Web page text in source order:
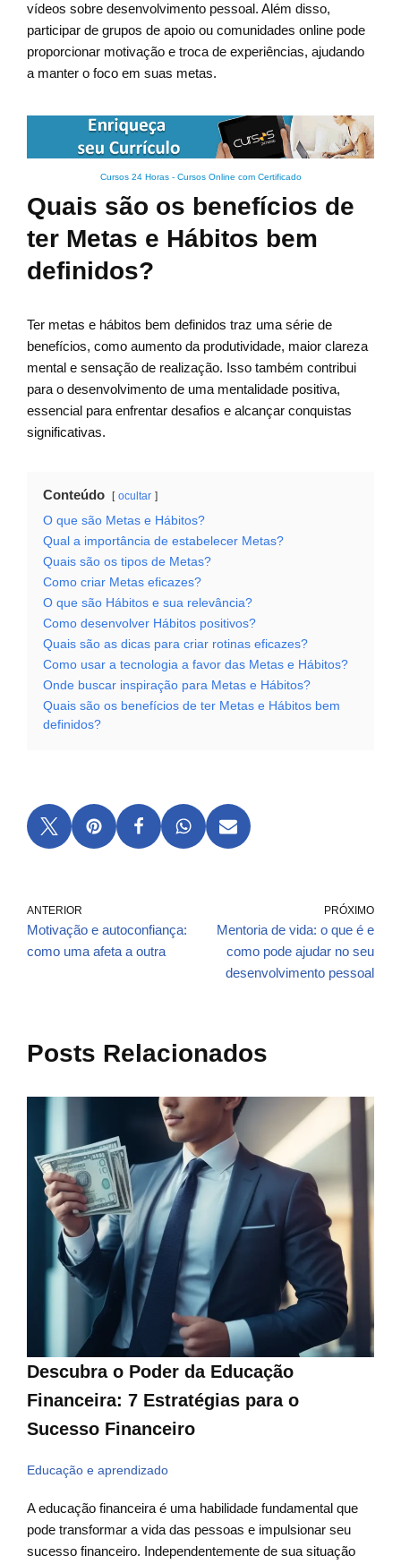
vídeos sobre desenvolvimento pessoal. Além disso,
participar de grupos de apoio ou comunidades online pode
proporcionar motivação e troca de experiências, ajudando
a manter o foco em suas metas.
Cursos 24 Horas - Cursos Online com Certificado
Quais são os benefícios de
ter Metas e Hábitos bem
definidos?
Ter metas e hábitos bem definidos traz uma série de
benefícios, como aumento da produtividade, maior clareza
mental e sensação de realização. Isso também contribui
para o desenvolvimento de uma mentalidade positiva,
essencial para enfrentar desafios e alcançar conquistas
significativas.
Conteúdo ocultar
O que são Metas e Hábitos?
Qual a importância de estabelecer Metas?
Quais são os tipos de Metas?
Como criar Metas eficazes?
O que são Hábitos e sua relevância?
Como desenvolver Hábitos positivos?
Quais são as dicas para criar rotinas eficazes?
Como usar a tecnologia a favor das Metas e Hábitos?
Onde buscar inspiração para Metas e Hábitos?
Quais são os benefícios de ter Metas e Hábitos bem
definidos?
ANTERIOR
Motivação e autoconfiança:
como uma afeta a outra
PRÓXIMO
Mentoria de vida: o que é e
como pode ajudar no seu
desenvolvimento pessoal
Posts Relacionados
Descubra o Poder da Educação
Financeira: 7 Estratégias para o
Sucesso Financeiro
Educação e aprendizado
A educação financeira é uma habilidade fundamental que
pode transformar a vida das pessoas e impulsionar seu
sucesso financeiro. Independentemente de sua situação